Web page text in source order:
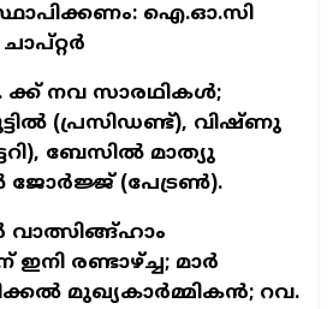
ഐ.ഓ.സി
ക്ക് നവ സാരഥികള്‍;
(പ്രസിഡണ്ട്), വിഷ്ണു
ബേസില്‍ മാത്യു
ജോര്‍ജ്ജ് (പേട്രണ്‍).
ഇനി രണ്ടാഴ്ച്ച; മാര്‍
മുഖ്യകാര്‍മ്മികന്‍; റവ.